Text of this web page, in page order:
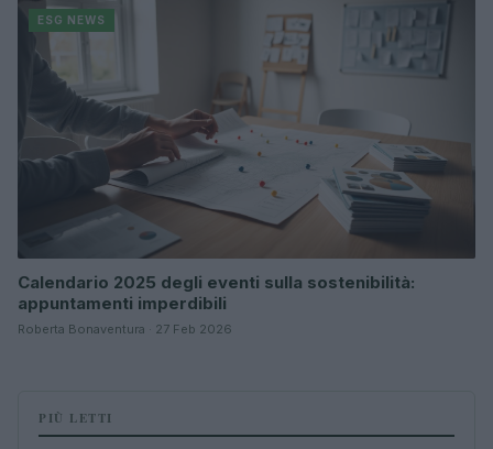
ESG NEWS
Calendario 2025 degli eventi sulla sostenibilità:
appuntamenti imperdibili
Roberta Bonaventura · 27 Feb 2026
PIÙ LETTI